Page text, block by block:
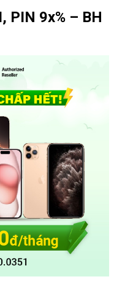
PIN 9x% – BH